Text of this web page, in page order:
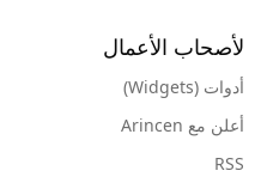
لأصحاب الأعمال
أدوات (Widgets)
أعلن مع Arincen
RSS